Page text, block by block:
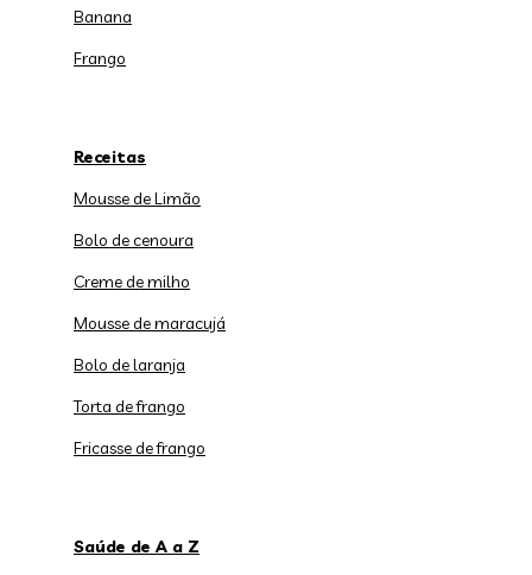
Banana
Frango
Receitas
Mousse de Limão
Bolo de cenoura
Creme de milho
Mousse de maracujá
Bolo de laranja
Torta de frango
Fricasse de frango
Saúde de A a Z